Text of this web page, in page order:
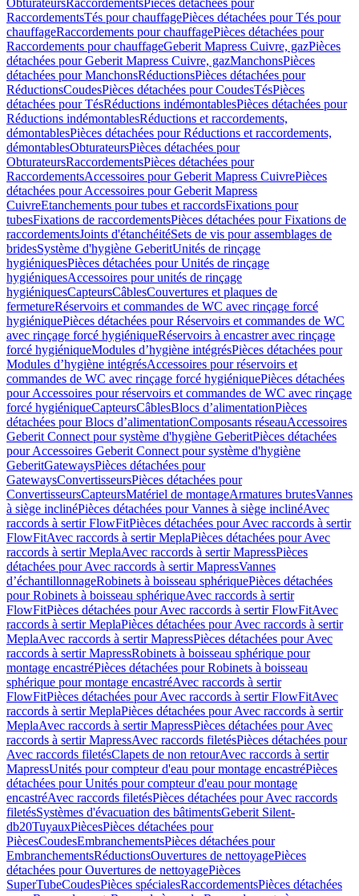
ObturateursRaccordementsPièces détachées pour
RaccordementsTés pour chauffagePièces détachées pour Tés pour
chauffageRaccordements pour chauffagePièces détachées pour
Raccordements pour chauffageGeberit Mapress Cuivre, gazPièces
détachées pour Geberit Mapress Cuivre, gazManchonsPièces
détachées pour ManchonsRéductionsPièces détachées pour
RéductionsCoudesPièces détachées pour CoudesTésPièces
détachées pour TésRéductions indémontablesPièces détachées pour
Réductions indémontablesRéductions et raccordements,
démontablesPièces détachées pour Réductions et raccordements,
démontablesObturateursPièces détachées pour
ObturateursRaccordementsPièces détachées pour
RaccordementsAccessoires pour Geberit Mapress CuivrePièces
détachées pour Accessoires pour Geberit Mapress
CuivreEtanchements pour tubes et raccordsFixations pour
tubesFixations de raccordementsPièces détachées pour Fixations de
raccordementsJoints d'étanchéitéSets de vis pour assemblages de
bridesSystème d'hygiène GeberitUnités de rinçage
hygiéniquesPièces détachées pour Unités de rinçage
hygiéniquesAccessoires pour unités de rinçage
hygiéniquesCapteursCâblesCouvertures et plaques de
fermetureRéservoirs et commandes de WC avec rinçage forcé
hygiéniquePièces détachées pour Réservoirs et commandes de WC
avec rinçage forcé hygiéniqueRéservoirs à encastrer avec rinçage
forcé hygiéniqueModules d’hygiène intégrésPièces détachées pour
Modules d’hygiène intégrésAccessoires pour réservoirs et
commandes de WC avec rinçage forcé hygiéniquePièces détachées
pour Accessoires pour réservoirs et commandes de WC avec rinçage
forcé hygiéniqueCapteursCâblesBlocs d’alimentationPièces
détachées pour Blocs d’alimentationComposants réseauAccessoires
Geberit Connect pour système d'hygiène GeberitPièces détachées
pour Accessoires Geberit Connect pour système d'hygiène
GeberitGatewaysPièces détachées pour
GatewaysConvertisseursPièces détachées pour
ConvertisseursCapteursMatériel de montageArmatures brutesVannes
à siège inclinéPièces détachées pour Vannes à siège inclinéAvec
raccords à sertir FlowFitPièces détachées pour Avec raccords à sertir
FlowFitAvec raccords à sertir MeplaPièces détachées pour Avec
raccords à sertir MeplaAvec raccords à sertir MapressPièces
détachées pour Avec raccords à sertir MapressVannes
d’échantillonnageRobinets à boisseau sphériquePièces détachées
pour Robinets à boisseau sphériqueAvec raccords à sertir
FlowFitPièces détachées pour Avec raccords à sertir FlowFitAvec
raccords à sertir MeplaPièces détachées pour Avec raccords à sertir
MeplaAvec raccords à sertir MapressPièces détachées pour Avec
raccords à sertir MapressRobinets à boisseau sphérique pour
montage encastréPièces détachées pour Robinets à boisseau
sphérique pour montage encastréAvec raccords à sertir
FlowFitPièces détachées pour Avec raccords à sertir FlowFitAvec
raccords à sertir MeplaPièces détachées pour Avec raccords à sertir
MeplaAvec raccords à sertir MapressPièces détachées pour Avec
raccords à sertir MapressAvec raccords filetésPièces détachées pour
Avec raccords filetésClapets de non retourAvec raccords à sertir
MapressUnités pour compteur d'eau pour montage encastréPièces
détachées pour Unités pour compteur d'eau pour montage
encastréAvec raccords filetésPièces détachées pour Avec raccords
filetésSystèmes d'évacuation des bâtimentsGeberit Silent-
db20TuyauxPiècesPièces détachées pour
PiècesCoudesEmbranchementsPièces détachées pour
EmbranchementsRéductionsOuvertures de nettoyagePièces
détachées pour Ouvertures de nettoyagePièces
SuperTubeCoudesPièces spécialesRaccordementsPièces détachées